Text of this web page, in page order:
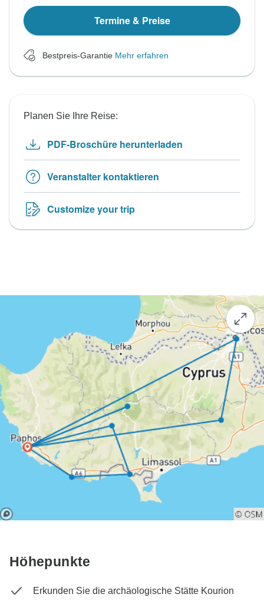
Termine & Preise
Bestpreis-Garantie Mehr erfahren
Planen Sie Ihre Reise:
PDF-Broschüre herunterladen
Veranstalter kontaktieren
Customize your trip
Höhepunkte
Erkunden Sie die archäologische Stätte Kourion